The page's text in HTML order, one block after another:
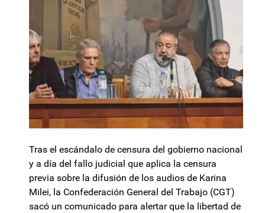
Tras el escándalo de censura del gobierno nacional
y a día del fallo judicial que aplica la censura
previa sobre la difusión de los audios de Karina
Milei, la Confederación General del Trabajo (CGT)
sacó un comunicado para alertar que la libertad de